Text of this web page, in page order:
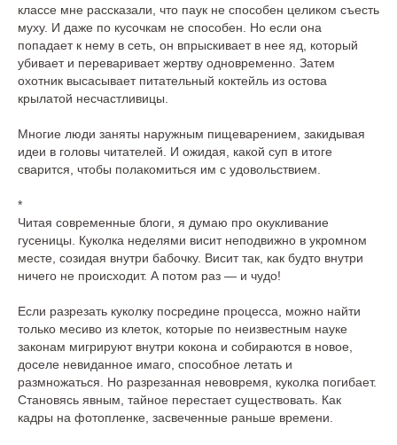
классе мне рассказали, что паук не способен целиком съесть
муху. И даже по кусочкам не способен. Но если она
попадает к нему в сеть, он впрыскивает в нее яд, который
убивает и переваривает жертву одновременно. Затем
охотник высасывает питательный коктейль из остова
крылатой несчастливицы.
Многие люди заняты наружным пищеварением, закидывая
идеи в головы читателей. И ожидая, какой суп в итоге
сварится, чтобы полакомиться им с удовольствием.
*
Читая современные блоги, я думаю про окукливание
гусеницы. Куколка неделями висит неподвижно в укромном
месте, созидая внутри бабочку. Висит так, как будто внутри
ничего не происходит. А потом раз — и чудо!
Если разрезать куколку посредине процесса, можно найти
только месиво из клеток, которые по неизвестным науке
законам мигрируют внутри кокона и собираются в новое,
доселе невиданное имаго, способное летать и
размножаться. Но разрезанная невовремя, куколка погибает.
Становясь явным, тайное перестает существовать. Как
кадры на фотопленке, засвеченные раньше времени.